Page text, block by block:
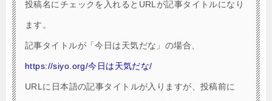
投稿名にチェックを入れるとURLが記事タイトルになり
ます。
記事タイトルが「今日は天気だな」の場合、
https://siyo.org/今日は天気だな/
URLに日本語の記事タイトルが入りますが、投稿前に